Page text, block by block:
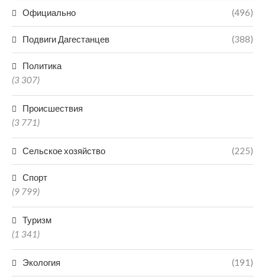
Официально (496)
Подвиги Дагестанцев (388)
Политика
(3 307)
Происшествия
(3 771)
Сельское хозяйство (225)
Спорт
(9 799)
Туризм
(1 341)
Экология (191)